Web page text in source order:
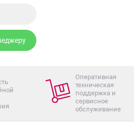
Оперативная
техническая
поддержка и
сервисное
обслуживание